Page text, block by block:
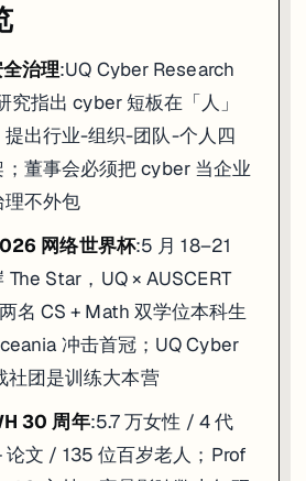
治理:UQ Cyber Research
究指出 cyber 短板在「人」
出行业-组织-团队-个人四
；董事会必须把 cyber 当企业
不外包
网络世界杯:5 月 18–21
The Star，UQ × AUSCERT
名 CS + Math 双学位本科生
冲击首冠；UQ Cyber
社团是训练大本营
30 周年:5.7 万女性 / 4 代
论文 / 135 位百岁老人；Prof